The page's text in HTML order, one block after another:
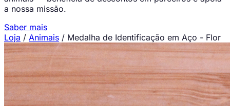
a nossa missão.
Saber mais
Loja / Animais / Medalha de Identificação em Aço - Flor